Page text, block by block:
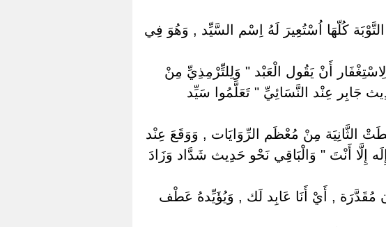
كُلّهَا اُسْتُعِيرَ لَهُ اِسْم السَّيِّد , وَهُوَ فِي
أَنْ يَقُول الْعَبْد " وَلِلتِّرْمِذِيِّ مِنْ
جَابِر عِنْد النَّسَائِيِّ " تَعَلَّمُوا سَيِّد
الثَّانِيَة مِنْ مُعْظَم الرِّوَايَات , وَوَقَعَ عِنْد
إِلَّا أَنْتَ " وَالْبَاقِي نَحْو حَدِيث شَدَّاد وَزَادَ
مُقَدَّرَة , أَيْ أَنَا عَابِد لَك , وَيُؤَيِّدهُ عَطْف